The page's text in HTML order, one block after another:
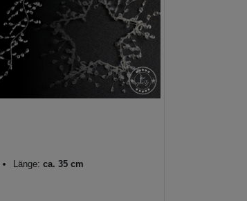
Länge: ca. 35 cm